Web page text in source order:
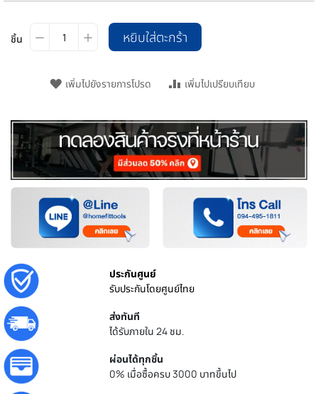
ชิ้น หยิบใส่ตะกร้า
เพิ่มไปยังรายการโปรด เพิ่มไปเปรียบเทียบ
ประกันศูนย์
รับประกันโดยศูนย์ไทย
ส่งทันที
ได้รับภายใน 24 ชม.
ผ่อนได้ทุกชิ้น
0% เมื่อซื้อครบ 3000 บาทขึ้นไป